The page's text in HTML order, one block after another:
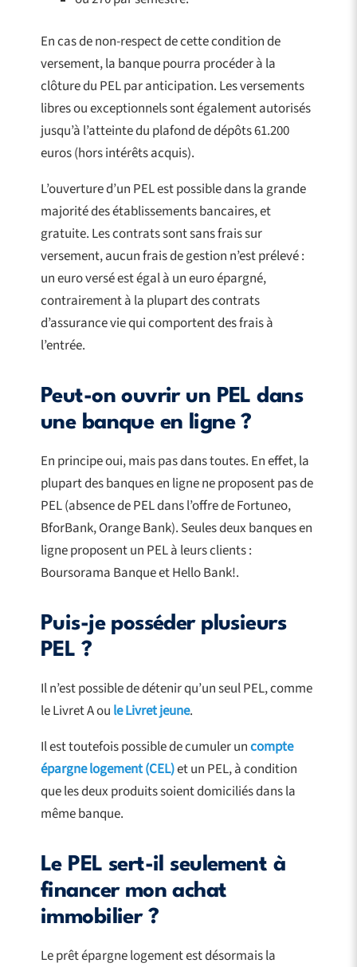
En cas de non-respect de cette condition de
versement, la banque pourra procéder à la
clôture du PEL par anticipation. Les versements
libres ou exceptionnels sont également autorisés
jusqu’à l’atteinte du plafond de dépôts 61.200
euros (hors intérêts acquis).
L’ouverture d’un PEL est possible dans la grande
majorité des établissements bancaires, et
gratuite. Les contrats sont sans frais sur
versement, aucun frais de gestion n’est prélevé :
un euro versé est égal à un euro épargné,
contrairement à la plupart des contrats
d’assurance vie qui comportent des frais à
l’entrée.
Peut-on ouvrir un PEL dans
une banque en ligne ?
En principe oui, mais pas dans toutes. En effet, la
plupart des banques en ligne ne proposent pas de
PEL (absence de PEL dans l’offre de Fortuneo,
BforBank, Orange Bank). Seules deux banques en
ligne proposent un PEL à leurs clients :
Boursorama Banque et Hello Bank!.
Puis-je posséder plusieurs
PEL ?
Il n’est possible de détenir qu’un seul PEL, comme
le Livret A ou le Livret jeune.
Il est toutefois possible de cumuler uncompte
épargne logement (CEL)et un PEL, à condition
que les deux produits soient domiciliés dans la
même banque.
Le PEL sert-il seulement à
financer mon achat
immobilier ?
Le prêt épargne logement est désormais la